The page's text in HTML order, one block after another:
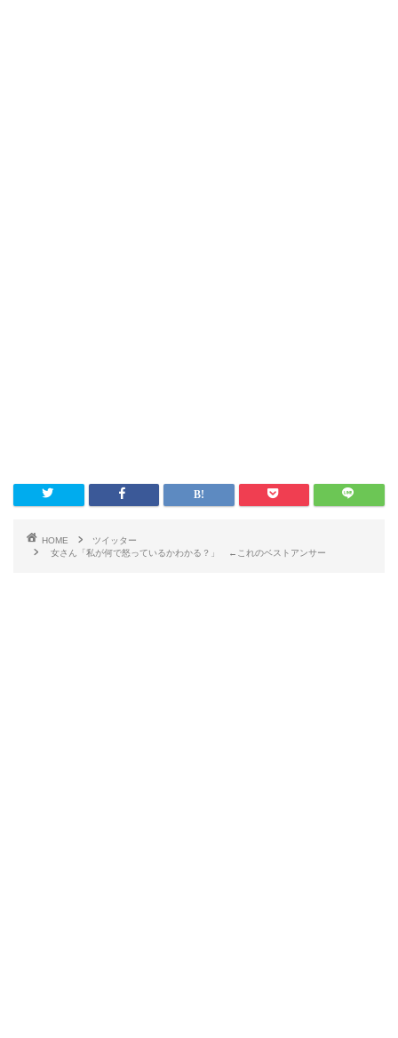
HOME
ツイッター
女さん「私が何で怒っているかわかる？」 ←これのベストアンサー